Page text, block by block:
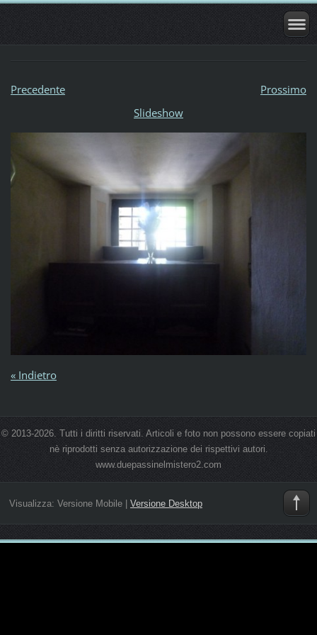
Precedente
Prossimo
Slideshow
« Indietro
© 2013-2026. Tutti i diritti riservati. Articoli e foto non possono essere copiati
nè riprodotti senza autorizzazione dei rispettivi autori.
www.duepassinelmistero2.com
Visualizza: Versione Mobile| Versione Desktop